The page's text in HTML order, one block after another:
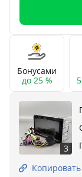
Бонусами
до 25 %
3